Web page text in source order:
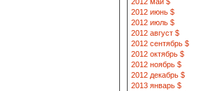
2012 июнь $
2012 июль $
2012 август $
2012 сентябрь $
2012 октябрь $
2012 ноябрь $
2012 декабрь $
2013 январь $